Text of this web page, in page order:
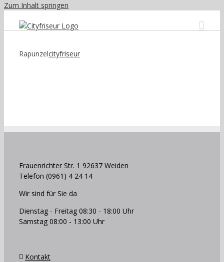
Zum Inhalt springen
Rapunzelcityfriseur
Frauenrichter Str. 1 92637 Weiden
Telefon (0961) 4 24 14
Wir sind für Sie da
Dienstag - Freitag 08:30 - 18:00 Uhr
Samstag 08:00 - 13:00 Uhr
Kontakt